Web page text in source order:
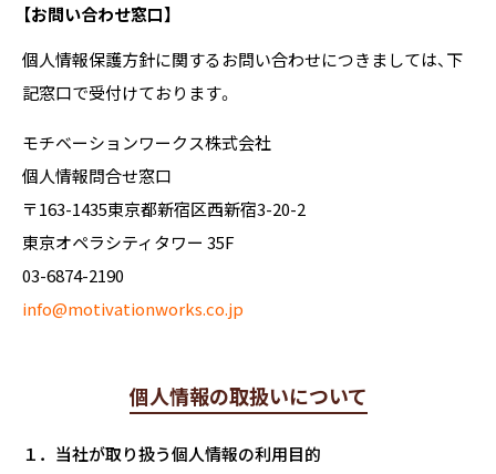
【お問い合わせ窓口】
個人情報保護方針に関するお問い合わせにつきましては、下
記窓口で受付けております。
モチベーションワークス株式会社
個人情報問合せ窓口
〒163-1435東京都新宿区西新宿3-20-2
東京オペラシティタワー 35F
03-6874-2190
info@motivationworks.co.jp
個人情報の取扱いについて
１．当社が取り扱う個人情報の利用目的